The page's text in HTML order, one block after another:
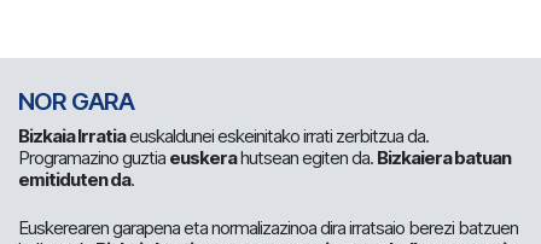
NOR GARA
Bizkaia Irratiaeuskaldunei eskeinitako irrati zerbitzua da.
Programazino guztia euskerahutsean egiten da. Bizkaiera batuan
emitiduten da.
Euskerearen garapena eta normalizazinoa dira irratsaio berezi batzuen